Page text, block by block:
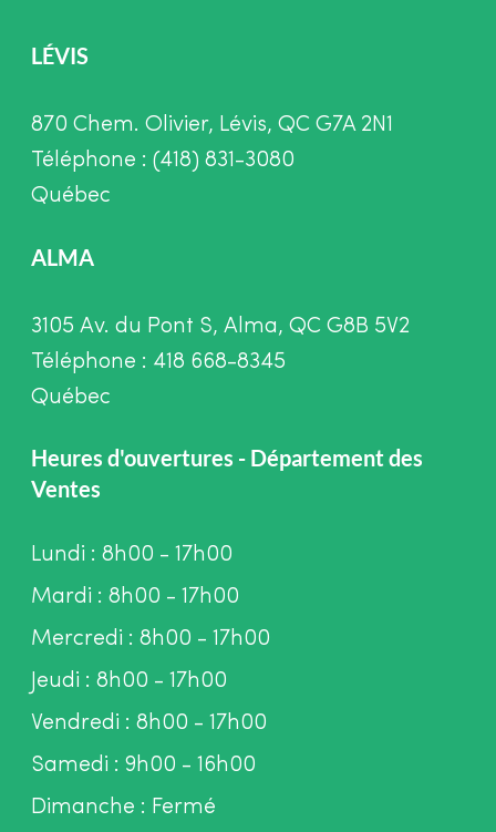
LÉVIS
870 Chem. Olivier, Lévis, QC G7A 2N1
Téléphone : (418) 831-3080
Québec
ALMA
3105 Av. du Pont S, Alma, QC G8B 5V2
Téléphone : 418 668-8345
Québec
Heures d'ouvertures - Département des
Ventes
Lundi : 8h00 - 17h00
Mardi : 8h00 - 17h00
Mercredi : 8h00 - 17h00
Jeudi : 8h00 - 17h00
Vendredi : 8h00 - 17h00
Samedi : 9h00 - 16h00
Dimanche : Fermé